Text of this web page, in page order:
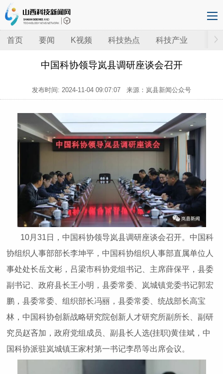
首页 要闻 K视频 科技热点 科技产业
中国科协领导岚县调研座谈会召开
发布时间: 2024-11-04 09:07:07 来源：岚县新闻公众号
10月31日，中国科协领导岚县调研座谈会召开。中国科
协组织人事部部长李坤平，中国科协组织人事部直属单位人
事处处长岳文彬，吕梁市科协党组书记、主席薛保平，县委
副书记、政府县长王小明，县委常委、岚城镇党委书记郭宏
鹏，县委常委、组织部长冯丽，县委常委、统战部长高宝
林，中国科协创新战略研究院创新人才研究所副所长、副研
究员赵吝加，政府党组成员、副县长人选(挂职)黄佳斌，中
国科协派驻岚城镇王家村第一书记李昂等出席会议。